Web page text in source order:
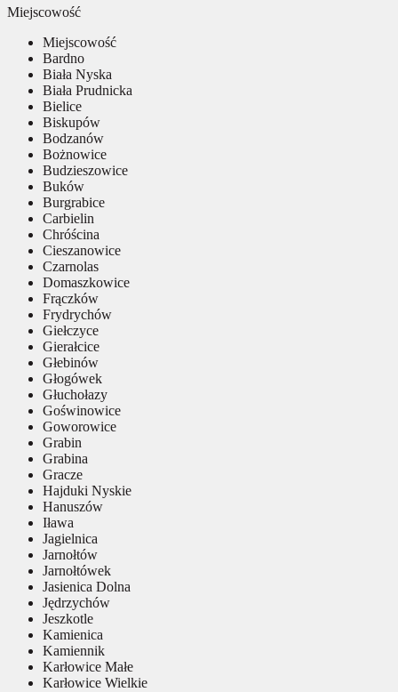
Miejscowość
Miejscowość
Bardno
Biała Nyska
Biała Prudnicka
Bielice
Biskupów
Bodzanów
Bożnowice
Budzieszowice
Buków
Burgrabice
Carbielin
Chróścina
Cieszanowice
Czarnolas
Domaszkowice
Frączków
Frydrychów
Giełczyce
Gierałcice
Głebinów
Głogówek
Głuchołazy
Goświnowice
Goworowice
Grabin
Grabina
Gracze
Hajduki Nyskie
Hanuszów
Iława
Jagielnica
Jarnołtów
Jarnołtówek
Jasienica Dolna
Jędrzychów
Jeszkotle
Kamienica
Kamiennik
Karłowice Małe
Karłowice Wielkie